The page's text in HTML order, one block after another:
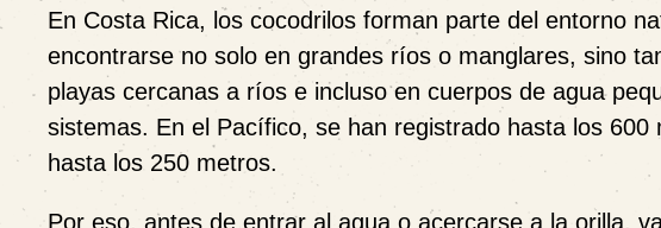
En Costa Rica, los cocodrilos forman parte del entorno
encontrarse no solo en grandes ríos o manglares, sino
playas cercanas a ríos e incluso en cuerpos de agua
sistemas. En el Pacífico, se han registrado hasta los
hasta los 250 metros.
Por eso, antes de entrar al agua o acercarse a la orilla,